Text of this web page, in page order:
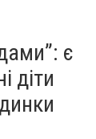
є
діти